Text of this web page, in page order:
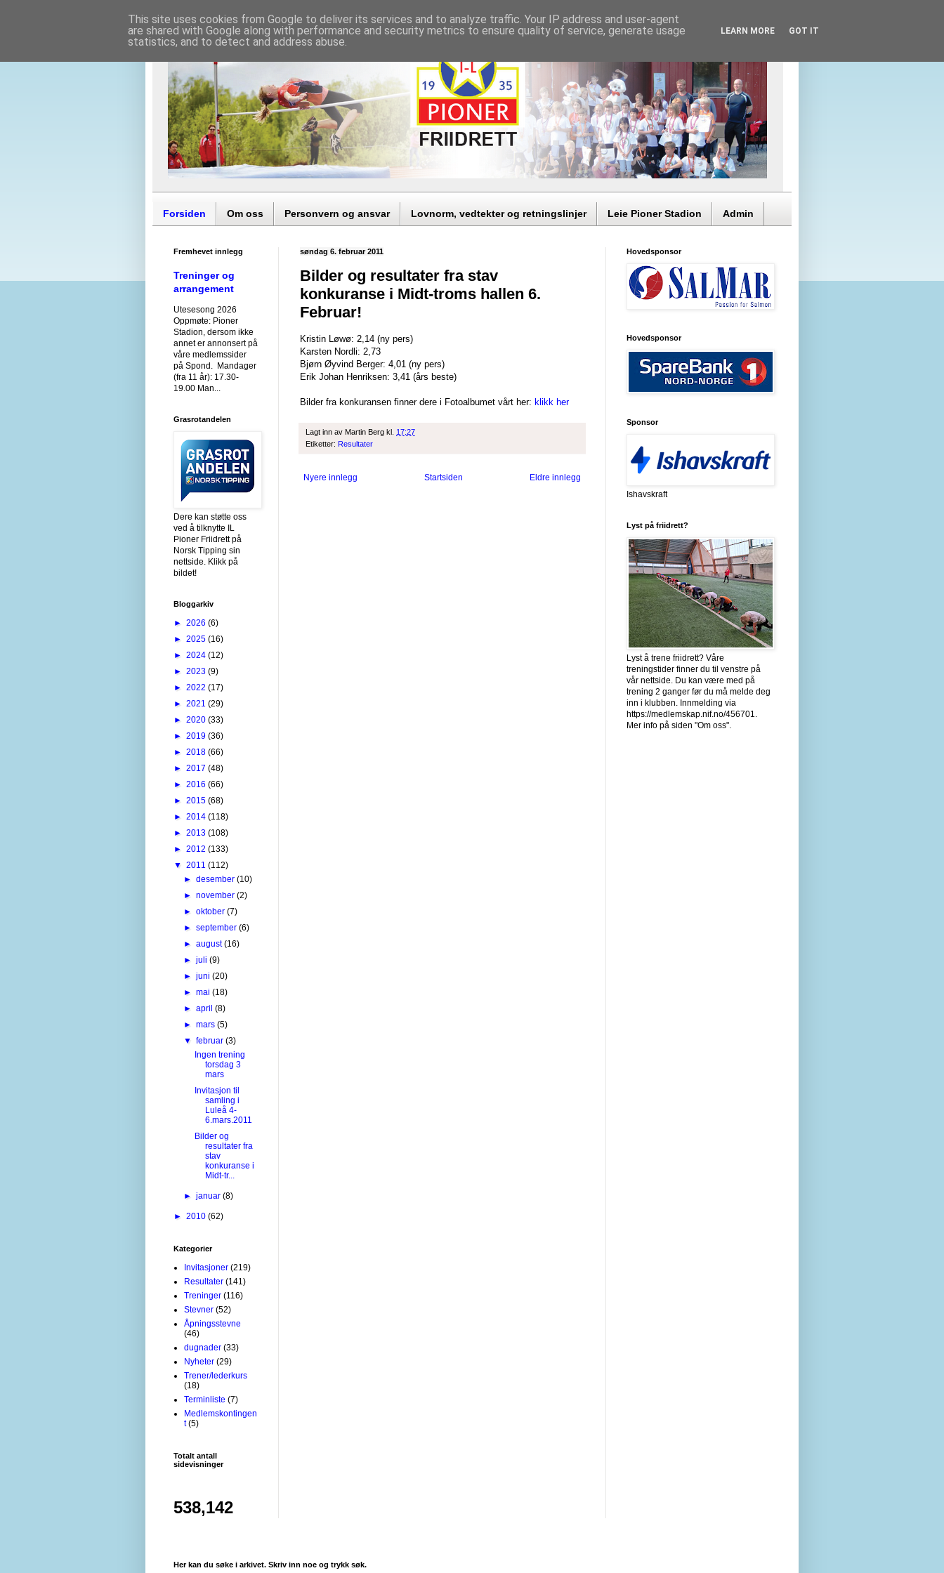
Forsiden Om oss Personvern og ansvar Lovnorm, vedtekter og retningslinjer Leie Pioner Stadion Admin
søndag 6. februar 2011
Bilder og resultater fra stav
konkuranse i Midt-troms hallen 6.
Februar!
Kristin Løwø: 2,14 (ny pers)
Karsten Nordli: 2,73
Bjørn Øyvind Berger: 4,01 (ny pers)
Erik Johan Henriksen: 3,41 (års beste)
Bilder fra konkuransen finner dere i Fotoalbumet vårt her: klikk her
Lagt inn av Martin Berg kl. 17:27
Etiketter: Resultater
Nyere innlegg Eldre innlegg
Startsiden
Fremhevet innlegg
Treninger og
arrangement
Utesesong 2026
Oppmøte: Pioner
Stadion, dersom ikke
annet er annonsert på
våre medlemssider
på Spond. Mandager
(fra 11 år): 17.30-
19.00 Man...
Grasrotandelen
Dere kan støtte oss
ved å tilknytte IL
Pioner Friidrett på
Norsk Tipping sin
nettside. Klikk på
bildet!
Bloggarkiv
► 2026 (6)
► 2025 (16)
► 2024 (12)
► 2023 (9)
► 2022 (17)
► 2021 (29)
► 2020 (33)
► 2019 (36)
► 2018 (66)
► 2017 (48)
► 2016 (66)
► 2015 (68)
► 2014 (118)
► 2013 (108)
► 2012 (133)
▼ 2011 (112)
►desember(10)
►november(2)
►oktober(7)
►september(6)
►august(16)
►juli(9)
►juni(20)
►mai(18)
►april(8)
►mars(5)
▼februar(3)
Ingen trening
torsdag 3
mars
Invitasjon til
samling i
Luleå 4-
6.mars.2011
Bilder og
resultater fra
stav
konkuranse i
Midt-tr...
►januar(8)
► 2010 (62)
Kategorier
Invitasjoner (219)
Resultater (141)
Treninger (116)
Stevner (52)
Åpningsstevne
(46)
dugnader (33)
Nyheter (29)
Trener/lederkurs
(18)
Terminliste (7)
Medlemskontingen
t (5)
Totalt antall
sidevisninger
538,142
Hovedsponsor
Hovedsponsor
Sponsor
Ishavskraft
Lyst på friidrett?
Lyst å trene friidrett? Våre
treningstider finner du til venstre på
vår nettside. Du kan være med på
trening 2 ganger før du må melde deg
inn i klubben. Innmelding via
https://medlemskap.nif.no/456701.
Mer info på siden "Om oss".
Her kan du søke i arkivet. Skriv inn noe og trykk søk.
This site uses cookies from Google to deliver its services and to analyze traffic. Your IP address and user-agent
are shared with Google along with performance and security metrics to ensure quality of service, generate usage
statistics, and to detect and address abuse.
LEARN MORE GOT IT